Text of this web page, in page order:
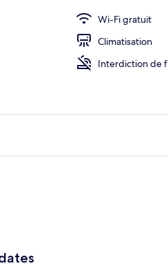
Wi-Fi gratuit
Climatisation
Interdiction de